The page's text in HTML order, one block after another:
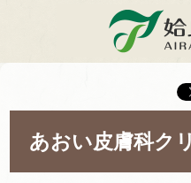
姶良市
あおい皮膚科ク